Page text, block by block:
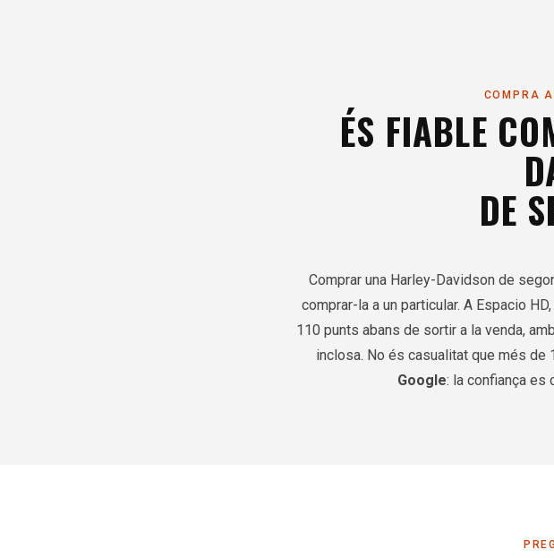
COMPRA
ÉS FIABLE
DE
Comprar una Harley-Davidson de
comprar-la a un particular. A Espacio
110 punts abans de sortir a la venda,
inclosa. No és casualitat que més de
Google: la confiança es